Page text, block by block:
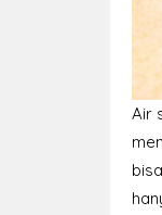
Air